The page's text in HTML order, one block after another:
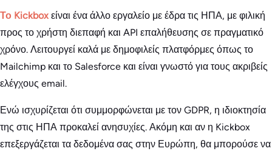
Το Kickbox είναι ένα άλλο εργαλείο με έδρα τις ΗΠΑ, με φιλική
προς το χρήστη διεπαφή και API επαλήθευσης σε πραγματικό
χρόνο. Λειτουργεί καλά με δημοφιλείς πλατφόρμες όπως το
Mailchimp και το Salesforce και είναι γνωστό για τους ακριβείς
ελέγχους email.
Ενώ ισχυρίζεται ότι συμμορφώνεται με τον GDPR, η ιδιοκτησία
της στις ΗΠΑ προκαλεί ανησυχίες. Ακόμη και αν η Kickbox
επεξεργάζεται τα δεδομένα σας στην Ευρώπη, θα μπορούσε να